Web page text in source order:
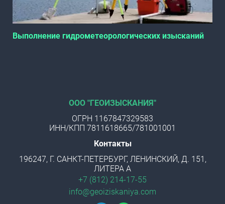
Выполнение гидрометеорологических изысканий
ООО "ГЕОИЗЫСКАНИЯ"
ОГРН 1167847329583
ИНН/КПП 7811618665/781001001
Контакты
196247, Г. САНКТ-ПЕТЕРБУРГ, ЛЕНИНСКИЙ, Д. 151,
ЛИТЕРА А
+7 (812) 214-17-55
info@geoiziskaniya.com